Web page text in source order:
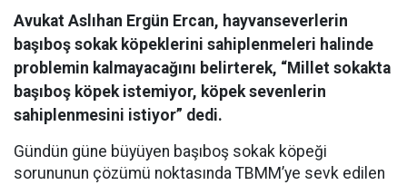
Avukat Aslıhan Ergün Ercan, hayvanseverlerin
başıboş sokak köpeklerini sahiplenmeleri halinde
problemin kalmayacağını belirterek, “Millet sokakta
başıboş köpek istemiyor, köpek sevenlerin
sahiplenmesini istiyor” dedi.
Gündün güne büyüyen başıboş sokak köpeği
sorununun çözümü noktasında TBMM’ye sevk edilen